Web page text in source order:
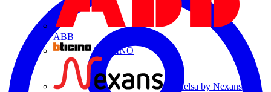
ABB
BTICINO
Centelsa by Nexans